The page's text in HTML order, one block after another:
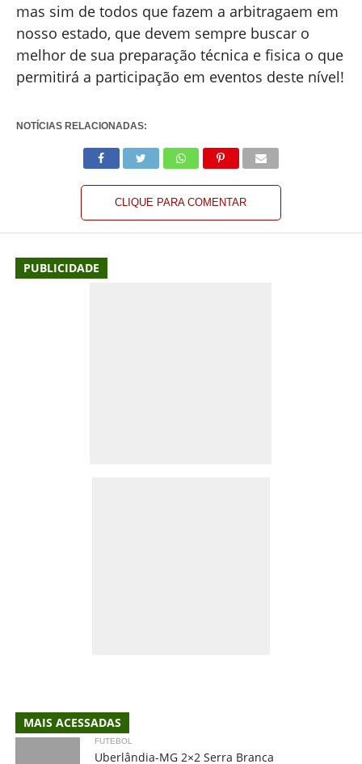
mas sim de todos que fazem a arbitragaem em
nosso estado, que devem sempre buscar o
melhor de sua preparação técnica e fisica o que
permitirá a participação em eventos deste nível!
NOTÍCIAS RELACIONADAS:
CLIQUE PARA COMENTAR
PUBLICIDADE
MAIS ACESSADAS
FUTEBOL
Uberlândia-MG 2×2 Serra Branca